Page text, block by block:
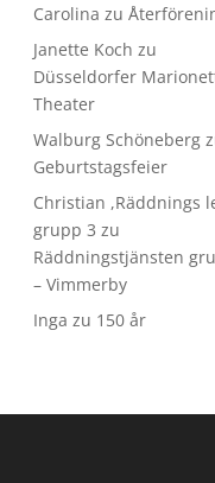
Carolina zu
Janette Koch zu
Düsseldorfer
Theater
Walburg Schöneberg
Geburtstagsfeier
Christian ,Räddnings
grupp 3 zu
Räddningstjänsten
– Vimmerby
Inga zu 150 år